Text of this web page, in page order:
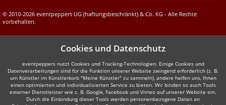
© 2010-2026 eventpeppers UG (haftungsbeschränkt) & Co. KG - Alle Rechte
vorbehalten.
Cookies und Datenschutz
eventpeppers nutzt Cookies und Tracking-Technologien. Einige Cookies und
Datenverarbeitungen sind für die Funktion unserer Website zwingend erforderlich (z. B.
um Künstler im Künstlerkorb "Meine Künstler" zu sammeln), andere helfen uns, Ihnen
einen optimierten und individualisierten Service zu bieten. Wir binden so auch Tools
externer Dienstleister wie z. B. Google, Facebook und Vimeo auf unserer Website ein.
Durch die Einbindung dieser Tools werden personenbezogene Daten an